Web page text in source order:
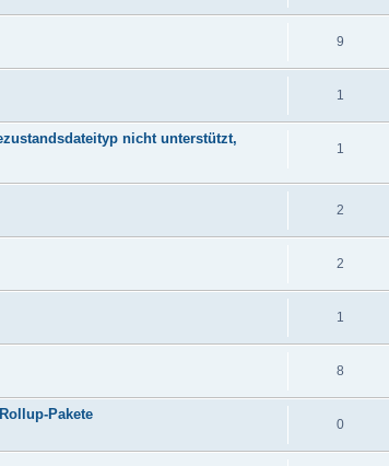
9
1
nicht unterstützt,
1
2
2
1
8
Pakete
0